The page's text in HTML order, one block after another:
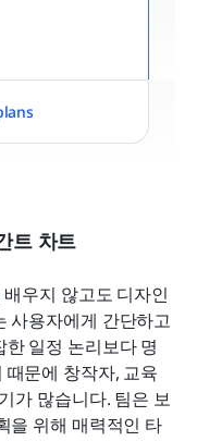
트 차트
우지 않고도 디자인
사용자에게 간단하고
일정 논리보다 명
문에 창작자, 교육
가 많습니다. 팀은 보
을 위해 매력적인 타